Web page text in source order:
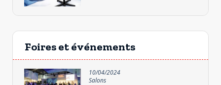
Foires et événements
10/04/2024
Salons